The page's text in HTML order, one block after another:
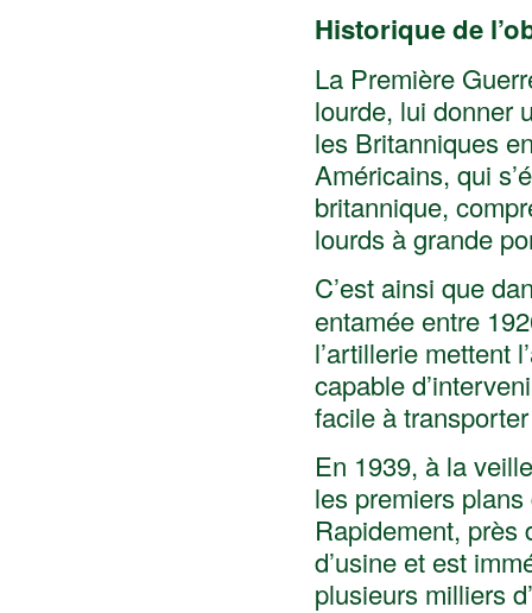
Historique de
La Première
lourde, lui donner
les Britanniques
Américains, qui
britannique,
lourds à grande
C’est ainsi que
entamée entre
l’artillerie mettent
capable
facile à
En 1939, à la
les premiers
Rapidement, près
d’usine et est
plusieurs milliers